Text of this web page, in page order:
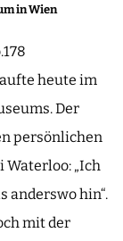
in Wien
heute im
Der
persönlichen
Waterloo: „Ich
anderswo hin“.
mit der